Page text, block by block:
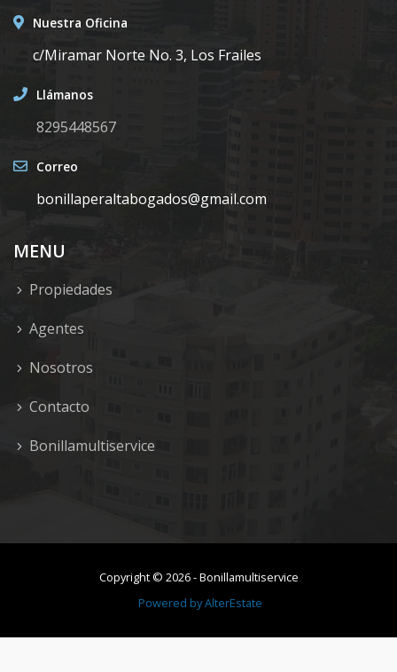
Nuestra Oficina
c/Miramar Norte No. 3, Los Frailes
Llámanos
8295448567
Correo
bonillaperaltabogados@gmail.com
MENU
Propiedades
Agentes
Nosotros
Contacto
Bonillamultiservice
Copyright © 2026-Bonillamultiservice
Powered byAlterEstate